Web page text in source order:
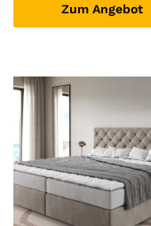
Zum Angebot